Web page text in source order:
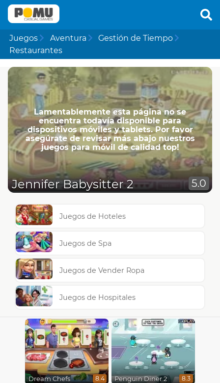
Juegos Aventura
Gestión de Tiempo
Restaurantes
Lamentablemente esta página no se
encuentra todavía disponible para
dispositivos móviles y tablets. Por favor
asegúrate de revisar más abajo nuestros
juegos para móvil de calidad top!
Jennifer Babysitter 2 5.0
Juegos de Hoteles
Juegos de Spa
Juegos de Vender Ropa
Juegos de Hospitales
Dream Chefs 8.4 Penguin Diner 2 8.3